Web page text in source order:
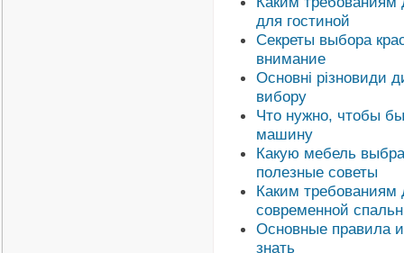
для гостиной
Секреты выбора
внимание
Основні різновиди
вибору
Что нужно, чтобы
машину
Какую мебель
полезные советы
Каким требованиям
современной
Основные правила
знать